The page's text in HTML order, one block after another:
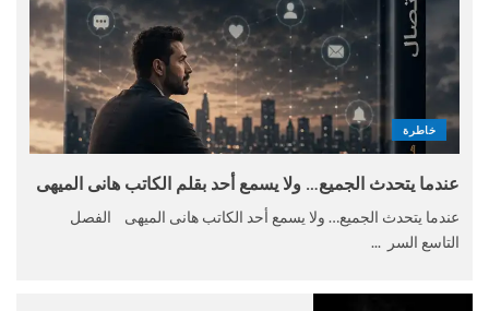
خاطرة
عندما يتحدث الجميع… ولا يسمع أحد بقلم الكاتب هانى الميهى
عندما يتحدث الجميع… ولا يسمع أحد الكاتب هانى الميهى الفصل
التاسع السر ...